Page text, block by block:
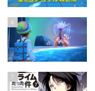
6
7